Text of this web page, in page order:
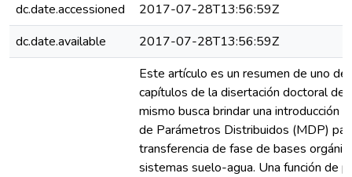
dc.date.accessioned
2017-07-28T13:56:59Z
dc.date.available
2017-07-28T13:56:59Z
Este artículo es un resumen de uno de
capítulos de la disertación doctoral del
mismo busca brindar una introducción
de Parámetros Distribuidos (MDP)
transferencia de fase de bases
sistemas suelo-agua. Una función de